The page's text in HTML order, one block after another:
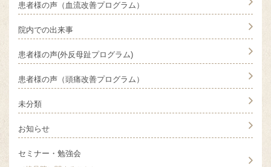
患者様の声（血流改善プログラム）
院内での出来事
患者様の声(外反母趾プログラム)
患者様の声（頭痛改善プログラム）
未分類
お知らせ
セミナー・勉強会